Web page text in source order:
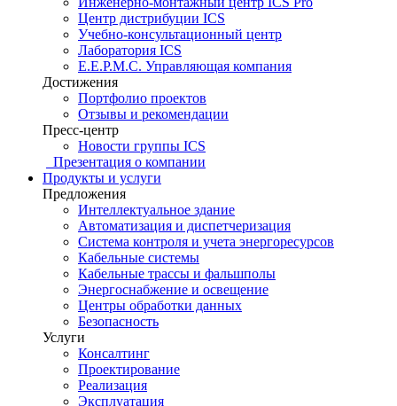
Центр дистрибуции ICS
Учебно-консультационный центр
Лаборатория ICS
E.E.P.M.C. Управляющая компания
Достижения
Портфолио проектов
Отзывы и рекомендации
Пресс-центр
Новости группы ICS
Презентация о компании
Продукты и услуги
Предложения
Интеллектуальное здание
Автоматизация и диспетчеризация
Система контроля и учета энергоресурсов
Кабельные системы
Кабельные трассы и фальшполы
Энергоснабжение и освещение
Центры обработки данных
Безопасность
Услуги
Консалтинг
Проектирование
Реализация
Эксплуатация